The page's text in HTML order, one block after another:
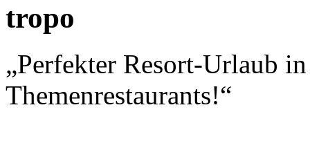
tropo
„Perfekter Resort-Urlaub
Themenrestaurants!“